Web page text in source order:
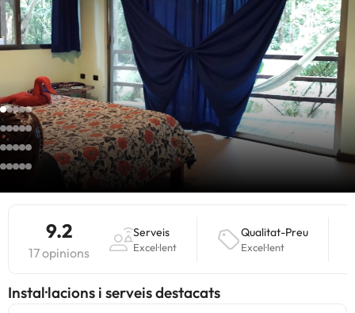
9.2
17 opinions
Serveis
Excel·lent
Qualitat-Preu
Excel·lent
Instal·lacions i serveis destacats